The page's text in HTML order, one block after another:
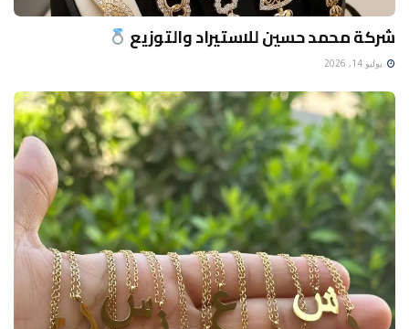
شركة محمد حسين للاستيراد والتوزيع
يوليو 14, 2026